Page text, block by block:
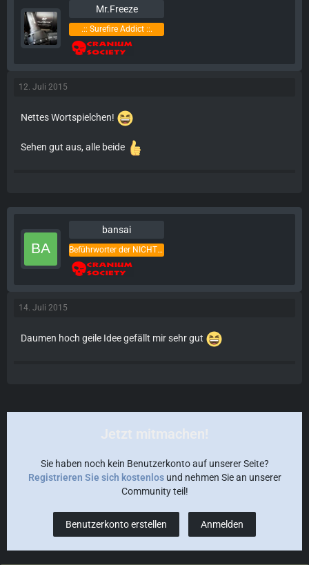
Mr.Freeze
.:: Surefire Addict ::.
12. Juli 2015
Nettes Wortspielchen!
Sehen gut aus, alle beide
bansai
Beführworter der NICHTOXFORTHOCHDEUTSCHEN sprache(Pfälzer)
14. Juli 2015
Daumen hoch geile Idee gefällt mir sehr gut
Jetzt mitmachen!
Sie haben noch kein Benutzerkonto auf unserer Seite?
Registrieren Sie sich kostenlosund nehmen Sie an unserer
Community teil!
Benutzerkonto erstellen Anmelden